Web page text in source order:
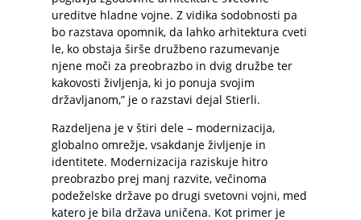
ureditve hladne vojne. Z vidika sodobnosti pa
bo razstava opomnik, da lahko arhitektura cveti
le, ko obstaja širše družbeno razumevanje
njene moči za preobrazbo in dvig družbe ter
kakovosti življenja, ki jo ponuja svojim
državljanom,” je o razstavi dejal Stierli.
Razdeljena je v štiri dele – modernizacija,
globalno omrežje, vsakdanje življenje in
identitete. Modernizacija raziskuje hitro
preobrazbo prej manj razvite, večinoma
podeželske države po drugi svetovni vojni, med
katero je bila država uničena. Kot primer je